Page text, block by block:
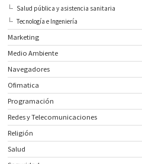
Salud pública y asistencia sanitaria
Tecnología e Ingeniería
Marketing
Medio Ambiente
Navegadores
Ofimatica
Programación
Redes y Telecomunicaciones
Religión
Salud